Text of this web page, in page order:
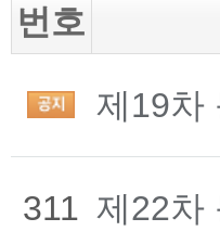
번호
제19차
311 제22차